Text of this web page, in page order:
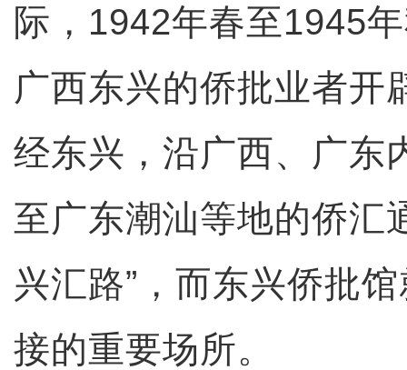
际，1942年春至1945
广西东兴的侨批业者开
经东兴，沿广西、广东
至广东潮汕等地的侨汇
兴汇路”，而东兴侨批
接的重要场所。